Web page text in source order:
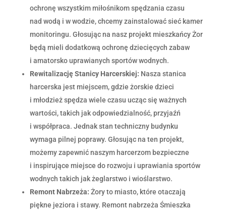
ochronę wszystkim miłośnikom spędzania czasu
nad wodą i w wodzie, chcemy zainstalować sieć kamer
monitoringu. Głosując na nasz projekt mieszkańcy Żor
będą mieli dodatkową ochronę dziecięcych zabaw
i amatorsko uprawianych sportów wodnych.
Rewitalizację Stanicy Harcerskiej: Nasza stanica
harcerska jest miejscem, gdzie żorskie dzieci
i młodzież spędza wiele czasu ucząc się ważnych
wartości, takich jak odpowiedzialność, przyjaźń
i współpraca. Jednak stan techniczny budynku
wymaga pilnej poprawy. Głosując na ten projekt,
możemy zapewnić naszym harcerzom bezpieczne
i inspirujące miejsce do rozwoju i uprawiania sportów
wodnych takich jak żeglarstwo i wioślarstwo.
Remont Nabrzeża: Żory to miasto, które otaczają
piękne jeziora i stawy. Remont nabrzeża Śmieszka